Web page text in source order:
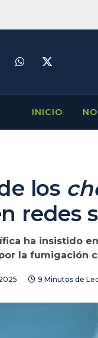
WhatsApp
X
INICIO
los
redes
ha insistido
la fumigación
9 Minutos de